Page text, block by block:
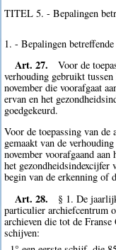
TITEL 5. - Bepalingen
1. - Bepalingen
Art. 27.
Voor de
verhouding gebruikt
november die voorafgaat
ervan en het
goedgekeurd.
Voor de toepassing van
gemaakt van de
november voorafgaand
het gezondheidsindexcijfer
begin van de erkenning of
Art. 28.
§ 1. De
particulier archiefcentrum
archieven die tot de
schijven: